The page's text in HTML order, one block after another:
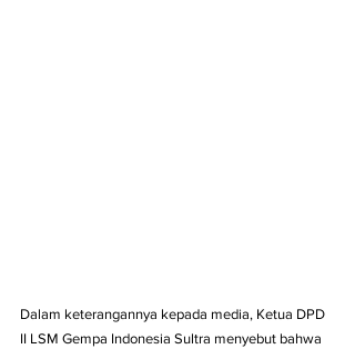
Dalam keterangannya kepada media, Ketua DPD
II LSM Gempa Indonesia Sultra menyebut bahwa